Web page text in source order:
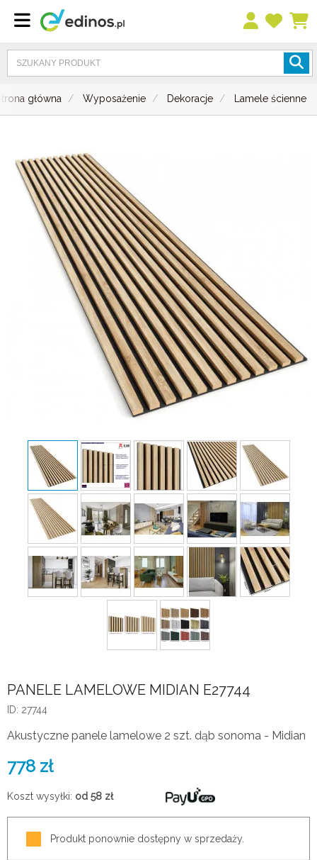
główna Wyposażenie Dekoracje Lamele ścienne
PANELE LAMELOWE MIDIAN E27744
ID: 27744
Akustyczne panele lamelowe 2 szt. dąb sonoma - Midian
778 zł
Koszt wysyłki: od 58 zł
Produkt ponownie dostępny w sprzedaży.